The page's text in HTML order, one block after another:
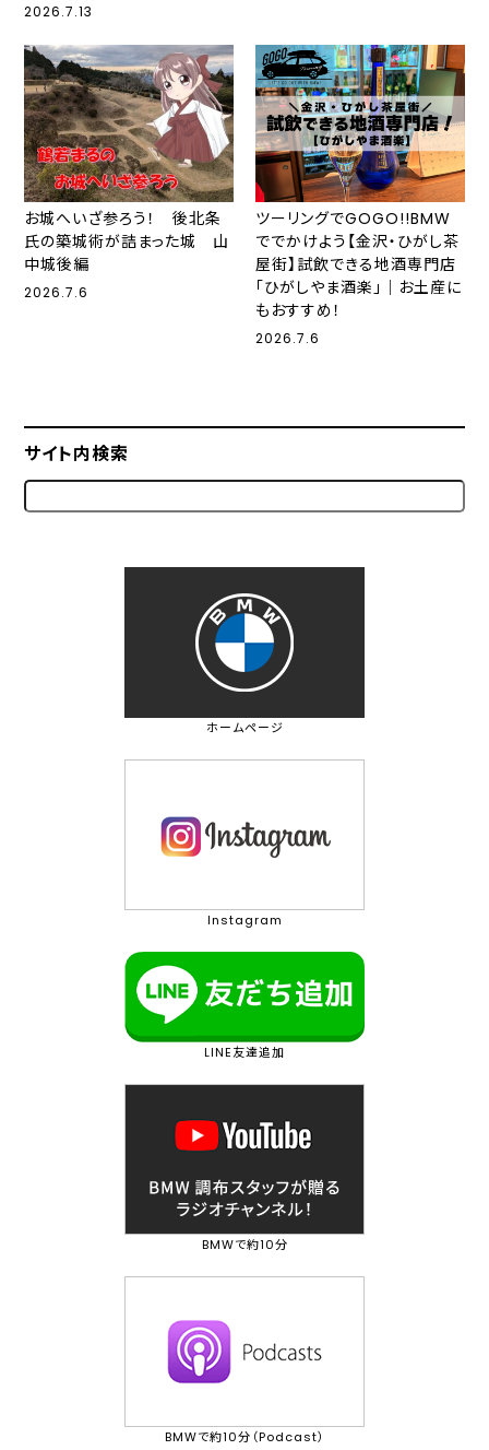
2026.7.13
お城へいざ参ろう！ 後北条
氏の築城術が詰まった城 山
中城後編
2026.7.6
ツーリングでGOGO!!BMW
ででかけよう【金沢・ひがし茶
屋街】試飲できる地酒専門店
「ひがしやま酒楽」｜お土産に
もおすすめ！
2026.7.6
サイト内検索
ホームページ
Instagram
LINE友達追加
BMWで約10分
BMWで約10分（Podcast）